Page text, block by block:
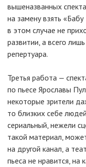
вышеназванных
на замену взять
в этом случае не
развитии, а всего
репертуара.
Третья работа —
по пьесе Ярославы
некоторые зрители
то близких себе
сериальный, нежели
такой материал,
на другой канал, а
пьеса не нравится, на